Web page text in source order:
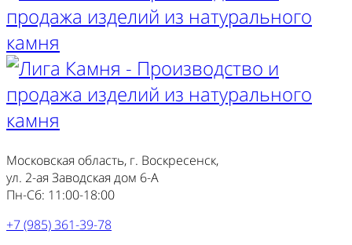
Московская область, г. Воскресенск,
ул. 2-ая Заводская дом 6-А
Пн-Сб: 11:00-18:00
+7 (985) 361-39-78